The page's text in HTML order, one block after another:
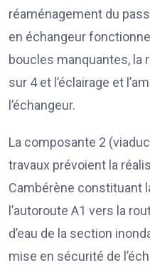
réaménagement du
en échangeur
boucles manquantes,
sur 4 et l’éclairage et
l’échangeur.
La composante 2
travaux prévoient la
Cambérène constituant
l’autoroute A1 vers la
d’eau de la section
mise en sécurité de